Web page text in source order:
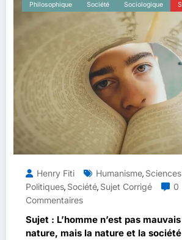
Philosophique Société Sociologique
Henry Fiti Humanisme,
Politiques, Société, Sujet Corrigé
0
Commentaires
Sujet : L’homme n’est pas
nature, mais la nature et la